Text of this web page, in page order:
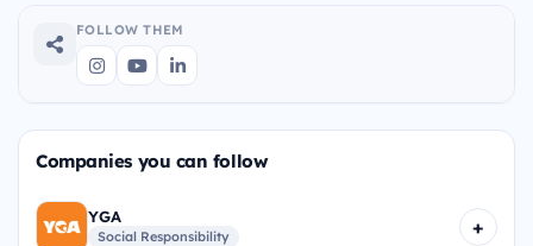
FOLLOW THEM
Companies you can follow
YGA
Social Responsibility +